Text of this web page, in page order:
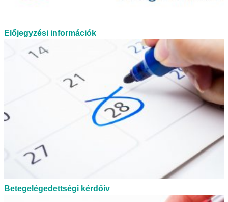
Előjegyzési információk
Betegelégedettségi kérdőív